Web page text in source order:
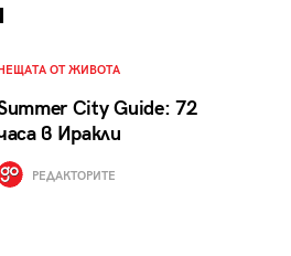
ОТ ЖИВОТА
City Guide: 72
в Иракли
РЕДАКТОРИТЕ